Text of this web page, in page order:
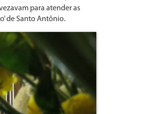
para atender as
de Santo Antônio.